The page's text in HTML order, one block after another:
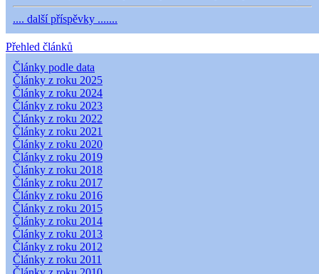
.... další příspěvky .......
Přehled článků
Články podle data
Články z roku 2025
Články z roku 2024
Články z roku 2023
Články z roku 2022
Články z roku 2021
Články z roku 2020
Články z roku 2019
Články z roku 2018
Články z roku 2017
Články z roku 2016
Články z roku 2015
Články z roku 2014
Články z roku 2013
Články z roku 2012
Články z roku 2011